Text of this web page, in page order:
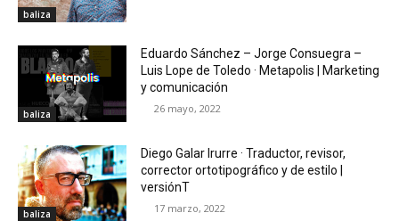
baliza
baliza
Eduardo Sánchez – Jorge Consuegra –
Luis Lope de Toledo · Metapolis | Marketing
y comunicación
26 mayo, 2022
baliza
Diego Galar Irurre · Traductor, revisor,
corrector ortotipográfico y de estilo |
versiónT
17 marzo, 2022